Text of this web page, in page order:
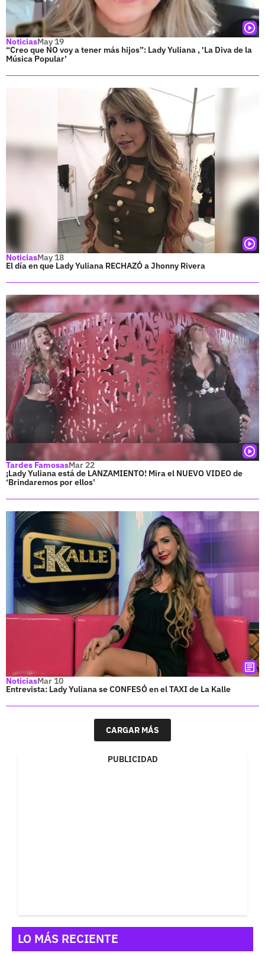
NoticiasMay 19
“Creo que NO voy a tener más hijos”: Lady Yuliana , 'La Diva de la
Música Popular’
NoticiasMay 18
El día en que Lady Yuliana RECHAZÓ a Jhonny Rivera
Tardes FamosasMar 22
¡Lady Yuliana está de LANZAMIENTO! Mira el NUEVO VIDEO de
‘Brindaremos por ellos’
NoticiasMar 10
Entrevista: Lady Yuliana se CONFESÓ en el TAXI de La Kalle
CARGAR MÁS
PUBLICIDAD
LO MÁS RECIENTE